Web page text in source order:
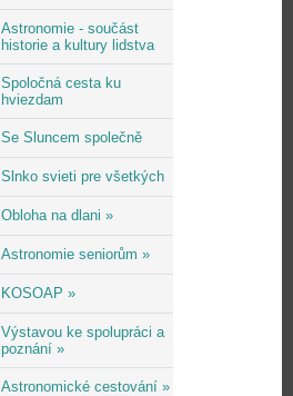
Astronomie - součást
historie a kultury lidstva
Spoločná cesta ku
hviezdam
Se Sluncem společně
Slnko svieti pre všetkých
Obloha na dlani »
Astronomie seniorům »
KOSOAP »
Výstavou ke spolupráci a
poznání »
Astronomické cestování »